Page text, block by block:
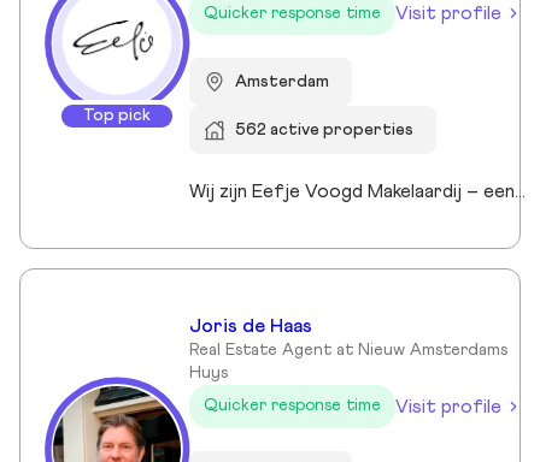
Top pick
Quicker response time Visit profile
Amsterdam
562 active properties
Wij zijn Eefje Voogd Makelaardij – een toonaangevend makelaarskantoor gespecialiseerd in luxe woningen in Groot-Amsterdam en Utrecht. Met meer dan 40 jaar ervaring in het hogere segment combineren wij diepgaande marktkennis met een persoonlijke, stijlvolle en transparante aanpak. Ons kantoor werd ruim tien jaar geleden opgericht door directeur Eefje Voogd, een echte visionair binnen de vastgoedwereld. Inmiddels bestaat ons team uit meer dan 30 toegewijde professionals die klaarstaan om u te begeleiden bij al uw vastgoedvragen. Pleased to meet you!
Joris de Haas
Real Estate Agent at Nieuw Amsterdams
Huys
Quicker response time
Visit profile